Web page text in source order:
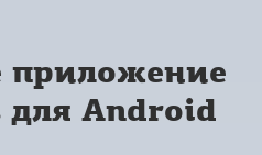
приложение
для Android